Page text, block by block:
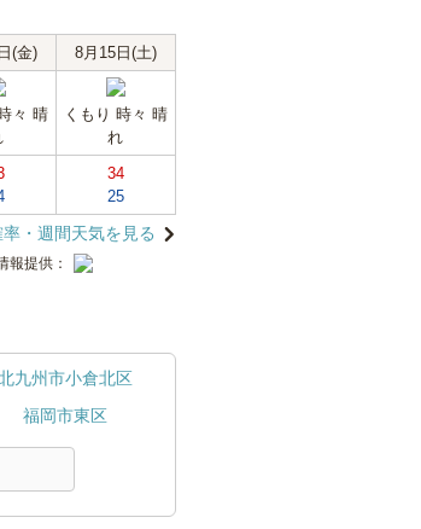
(金) 8月15日(土)
々 晴
くもり 時々 晴
れ
34
25
率・週間天気を見る
報提供：
九州市小倉北区
福岡市東区